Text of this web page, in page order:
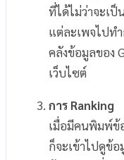
ที่ได้ไม่ว่าจะเป็
แต่ละเพจไปทำ
คลังข้อมูลของ
เว็บไซต์
การ Ranking
เมื่อมีคนพิมพ์ข้
ก็จะเข้าไปดูข้